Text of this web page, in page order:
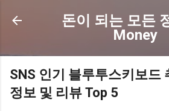
기본 콘텐츠로 건너
돈이 되는 모든
Money
SNS 인기 블루투스키보드
정보 및 리뷰 Top 5